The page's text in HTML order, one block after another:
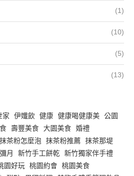
(1)
(10)
(5)
(13)
家 伊孅飲 健康 健康喝健康美 公園
壽豐美食 大園美食 婚禮
抹茶粉怎麼泡 抹茶粉推薦 抹茶那堤
月 新竹手工餅乾 新竹獨家伴手禮
園好玩 桃園約會 桃園美食